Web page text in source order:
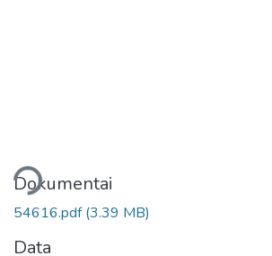
Dokumentai
54616.pdf(3.39 MB)
Data